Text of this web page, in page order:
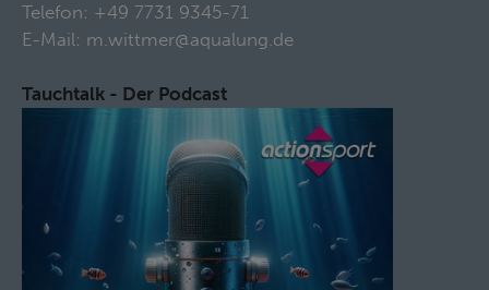
Telefon: +49 7731 9345-71
E-Mail: m.wittmer@aqualung.de
Tauchtalk - Der Podcast